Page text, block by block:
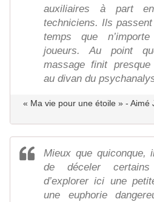
auxiliaires à part
techniciens. Ils
temps que
joueurs. Au point
massage finit
au divan du
« Ma vie pour une étoile » - Aimé
Mieux que quiconque,
de déceler certains
d’explorer ici une
une euphorie